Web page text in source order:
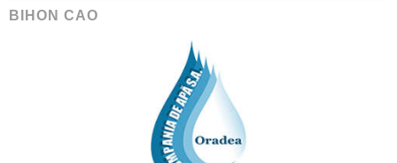
BIHON CAO